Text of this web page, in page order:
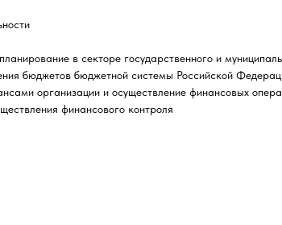
в секторе государственного и
бюджетов бюджетной системы Российской
организации и осуществление финансовых
финансового контроля